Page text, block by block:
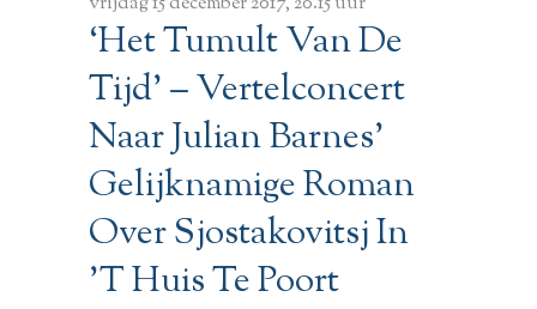
‘Het Tumult Van De
Tijd’ – Vertelconcert
Naar Julian Barnes’
Gelijknamige Roman
Over Sjostakovitsj In
’t Huis Te Poort